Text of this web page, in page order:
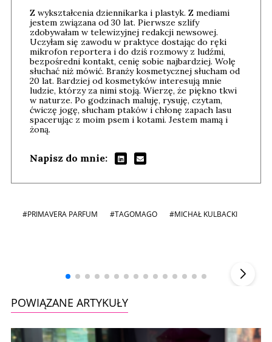
Z wykształcenia dziennikarka i plastyk. Z mediami
jestem związana od 30 lat. Pierwsze szlify
zdobywałam w telewizyjnej redakcji newsowej.
Uczyłam się zawodu w praktyce dostając do ręki
mikrofon reportera i do dziś rozmowy z ludźmi,
bezpośredni kontakt, cenię sobie najbardziej. Wolę
słuchać niż mówić. Branży kosmetycznej słucham od
20 lat. Bardziej od kosmetyków interesują mnie
ludzie, którzy za nimi stoją. Wierzę, że piękno tkwi
w naturze. Po godzinach maluję, rysuję, czytam,
ćwiczę jogę, słucham ptaków i chłonę zapach lasu
spacerując z moim psem i kotami. Jestem mamą i
żoną.
Napisz do mnie:
#PRIMAVERA PARFUM #TAGOMAGO #MICHAŁ KULBACKI
POWIĄZANE ARTYKUŁY